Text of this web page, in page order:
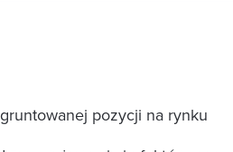
pozycji na rynku